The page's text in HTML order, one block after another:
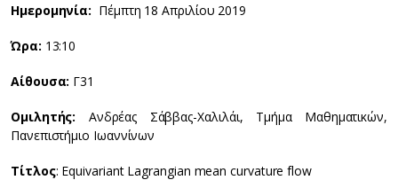
Ημερομηνία: Πέμπτη 18 Απριλίου 2019
Ώρα: 13:10
Αίθουσα: Γ31
Ομιλητής: Ανδρέας Σάββας-Χαλιλάι, Τμήμα Μαθηματικών,
Πανεπιστήμιο Ιωαννίνων
Τίτλος: Equivariant Lagrangian mean curvature flow